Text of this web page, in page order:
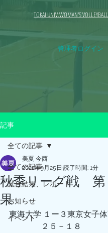
TOKAI UNIV.WOMAN'S
管理者ログイン
記事
全ての記事
試合結果、レポート
お知らせ
イベント
全ての記事
秋季リーグ戦 第
果
美夏 今西
2021年9月25日 読了時間: 1分
東海大学 １ー３東京女子
２５－１８